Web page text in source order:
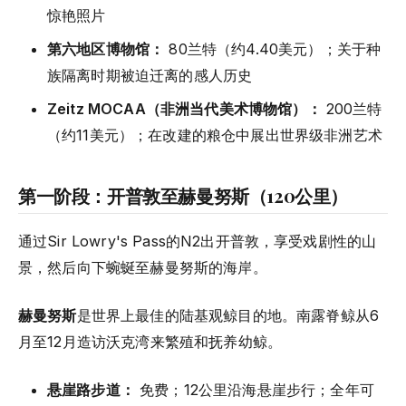
惊艳照片
第六地区博物馆： 80兰特（约4.40美元）；关于种
族隔离时期被迫迁离的感人历史
Zeitz MOCAA（非洲当代美术博物馆）： 200兰特
（约11美元）；在改建的粮仓中展出世界级非洲艺术
第一阶段：开普敦至赫曼努斯（120公里）
通过Sir Lowry's Pass的N2出开普敦，享受戏剧性的山
景，然后向下蜿蜒至赫曼努斯的海岸。
赫曼努斯是世界上最佳的陆基观鲸目的地。南露脊鲸从6
月至12月造访沃克湾来繁殖和抚养幼鲸。
悬崖路步道： 免费；12公里沿海悬崖步行；全年可